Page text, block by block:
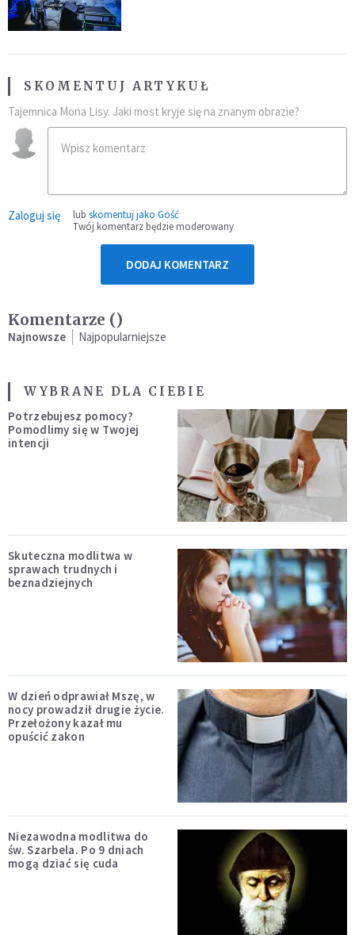
SKOMENTUJ ARTYKUŁ
Tajemnica Mona Lisy. Jaki most kryje się na znanym obrazie?
Zaloguj się lub skomentuj jako Gość
Twój komentarz będzie moderowany
DODAJ KOMENTARZ
Komentarze ()
Najnowsze Najpopularniejsze
WYBRANE DLA CIEBIE
Potrzebujesz pomocy?
Pomodlimy się w Twojej
intencji
Skuteczna modlitwa w
sprawach trudnych i
beznadziejnych
W dzień odprawiał Mszę, w
nocy prowadził drugie życie.
Przełożony kazał mu
opuścić zakon
Niezawodna modlitwa do
św. Szarbela. Po 9 dniach
mogą dziać się cuda